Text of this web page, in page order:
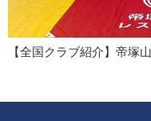
【全国クラブ紹介】帝塚